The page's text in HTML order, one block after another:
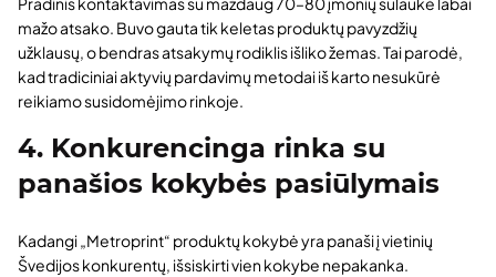
mažo atsako. Buvo gauta tik keletas produktų pavyzdžių
užklausų, o bendras atsakymų rodiklis išliko žemas. Tai parodė,
kad tradiciniai aktyvių pardavimų metodai iš karto nesukūrė
reikiamo susidomėjimo rinkoje.
4. Konkurencinga rinka su
panašios kokybės pasiūlymais
Kadangi „Metroprint“ produktų kokybė yra panaši į vietinių
Švedijos konkurentų, išsiskirti vien kokybe nepakanka.